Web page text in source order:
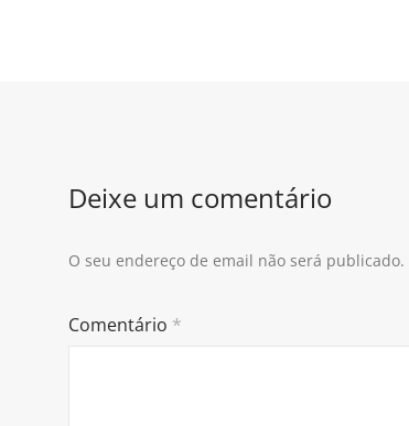
Deixe um comentário
O seu endereço de email não será publicado.
Comentário *